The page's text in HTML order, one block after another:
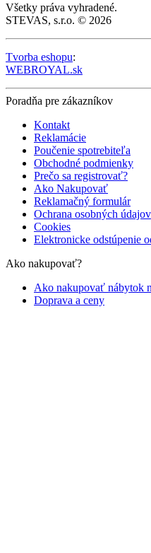
Všetky práva vyhradené.
STEVAS, s.r.o. © 2026
Tvorba eshopu:
WEBROYAL.sk
Poradňa pre zákazníkov
Kontakt
Reklamácie
Poučenie spotrebiteľa
Obchodné podmienky
Prečo sa registrovať?
Ako Nakupovať
Reklamačný formulár
Ochrana osobných údajov
Cookies
Elektronicke odstúpenie
Ako nakupovať?
Ako nakupovať nábytok
Doprava a ceny